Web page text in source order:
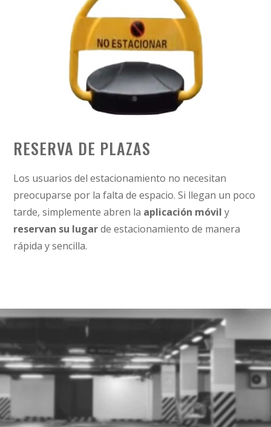
RESERVA DE PLAZAS
Los usuarios del estacionamiento no necesitan
preocuparse por la falta de espacio. Si llegan un poco
tarde, simplemente abren la aplicación móvil y
reservan su lugarde estacionamiento de manera
rápida y sencilla.